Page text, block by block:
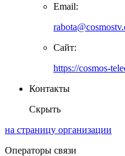
Email:
Сайт:
https://cosmos-
Контакты
Скрыть
на страницу организации
Операторы связи